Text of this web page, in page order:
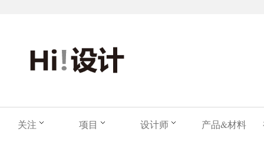
关注 项目 设计师 产品&材料